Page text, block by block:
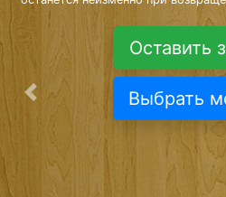
Оставить
Выбрать
Предыдущая